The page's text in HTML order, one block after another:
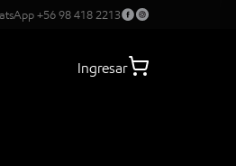
+56 98 418 2213
Ingresar